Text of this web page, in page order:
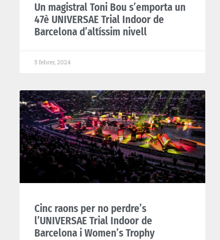
Un magistral Toni Bou s’emporta un
47è UNIVERSAE Trial Indoor de
Barcelona d’altíssim nivell
5 febrer, 2024
Cinc raons per no perdre’s
l’UNIVERSAE Trial Indoor de
Barcelona i Women’s Trophy